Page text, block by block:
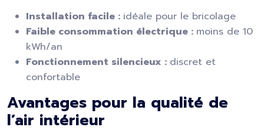
Installation facile : idéale pour le bricolage
Faible consommation électrique : moins de 10
kWh/an
Fonctionnement silencieux : discret et
confortable
Avantages pour la qualité de
l’air intérieur